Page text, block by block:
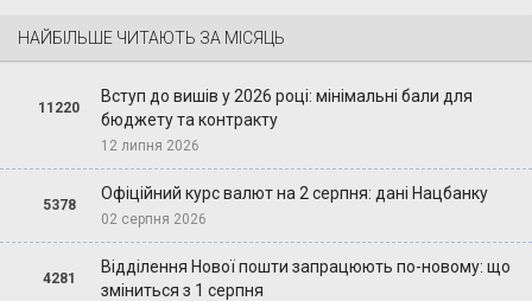
НАЙБІЛЬШЕ ЧИТАЮТЬ ЗА МІСЯЦЬ
11220
Вступ до вишів у 2026 році: мінімальні бали для
бюджету та контракту
12 липня 2026
5378
Офіційний курс валют на 2 серпня: дані Нацбанку
02 серпня 2026
4281
Відділення Нової пошти запрацюють по-новому: що
зміниться з 1 серпня